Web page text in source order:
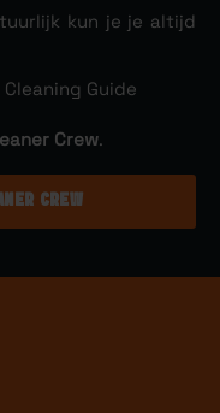
kun je je altijd
Cleaning Guide
Crew.
CREW